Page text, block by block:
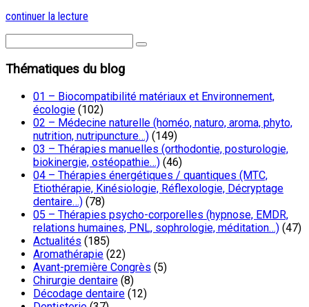
continuer la lecture
Thématiques du blog
01 – Biocompatibilité matériaux et Environnement,
écologie (102)
02 – Médecine naturelle (homéo, naturo, aroma, phyto,
nutrition, nutripuncture…) (149)
03 – Thérapies manuelles (orthodontie, posturologie,
biokinergie, ostéopathie…) (46)
04 – Thérapies énergétiques / quantiques (MTC,
Etiothérapie, Kinésiologie, Réflexologie, Décryptage
dentaire…) (78)
05 – Thérapies psycho-corporelles (hypnose, EMDR,
relations humaines, PNL, sophrologie, méditation…) (47)
Actualités (185)
Aromathérapie (22)
Avant-première Congrès (5)
Chirurgie dentaire (8)
Décodage dentaire (12)